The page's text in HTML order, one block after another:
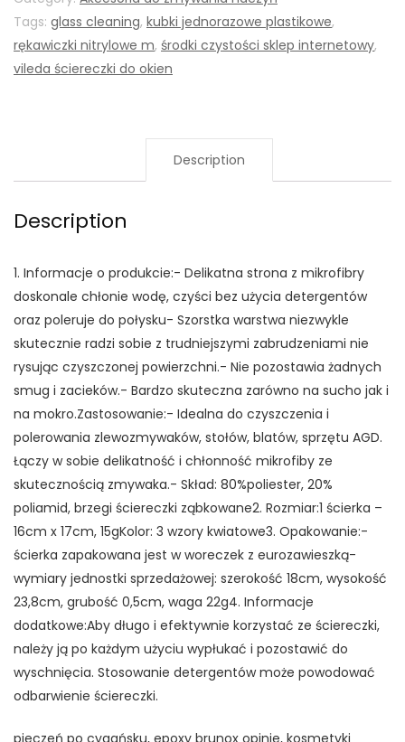
Tags: glass cleaning, kubki jednorazowe plastikowe,
rękawiczki nitrylowe m, środki czystości sklep internetowy,
vileda ściereczki do okien
Description
Description
1. Informacje o produkcie:- Delikatna strona z mikrofibry
doskonale chłonie wodę, czyści bez użycia detergentów
oraz poleruje do połysku- Szorstka warstwa niezwykle
skutecznie radzi sobie z trudniejszymi zabrudzeniami nie
rysując czyszczonej powierzchni.- Nie pozostawia żadnych
smug i zacieków.- Bardzo skuteczna zarówno na sucho jak i
na mokro.Zastosowanie:- Idealna do czyszczenia i
polerowania zlewozmywaków, stołów, blatów, sprzętu AGD.
Łączy w sobie delikatność i chłonność mikrofiby ze
skutecznością zmywaka.- Skład: 80%poliester, 20%
poliamid, brzegi ściereczki ząbkowane2. Rozmiar:1 ścierka –
16cm x 17cm, 15gKolor: 3 wzory kwiatowe3. Opakowanie:-
ścierka zapakowana jest w woreczek z eurozawieszką-
wymiary jednostki sprzedażowej: szerokość 18cm, wysokość
23,8cm, grubość 0,5cm, waga 22g4. Informacje
dodatkowe:Aby długo i efektywnie korzystać ze ściereczki,
należy ją po każdym użyciu wypłukać i pozostawić do
wyschnięcia. Stosowanie detergentów może powodować
odbarwienie ściereczki.
pieczeń po cygańsku, epoxy brunox opinie, kosmetyki